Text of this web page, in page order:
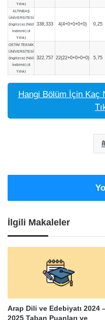
Yıllık)
ALTINBAŞ
ÜNİVERSİTESİ
(İngilizce) (%50
İndirimli) (4
Yıllık)
338,333 4(4+0+0+0+0) 0,25
OSTİM TEKNİK
ÜNİVERSİTESİ
(İngilizce) (%50
İndirimli) (4
Yıllık)
322,757 22(22+0+0+0+0) 5,75
Hangi Bölüm İçin Kaç
İlgili Makaleler
Arap Dili ve Edebiyatı 2024
2025 Taban Puanları ve